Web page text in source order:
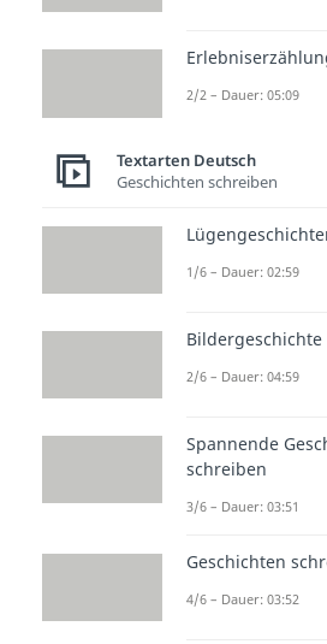
Weise
immer
sind nicht
—Laozi
Schritt zum
—
Oscar
„Es ist
man
ist nicht
—Johann
Goethe
2/2 – Dauer: 05:09
Textarten Deutsch
Geschichten schreiben
1/6 – Dauer: 02:59
Bildergeschichte
2/6 – Dauer: 04:59
Spannende
schreiben
3/6 – Dauer: 03:51
Geschichten
4/6 – Dauer: 03:52